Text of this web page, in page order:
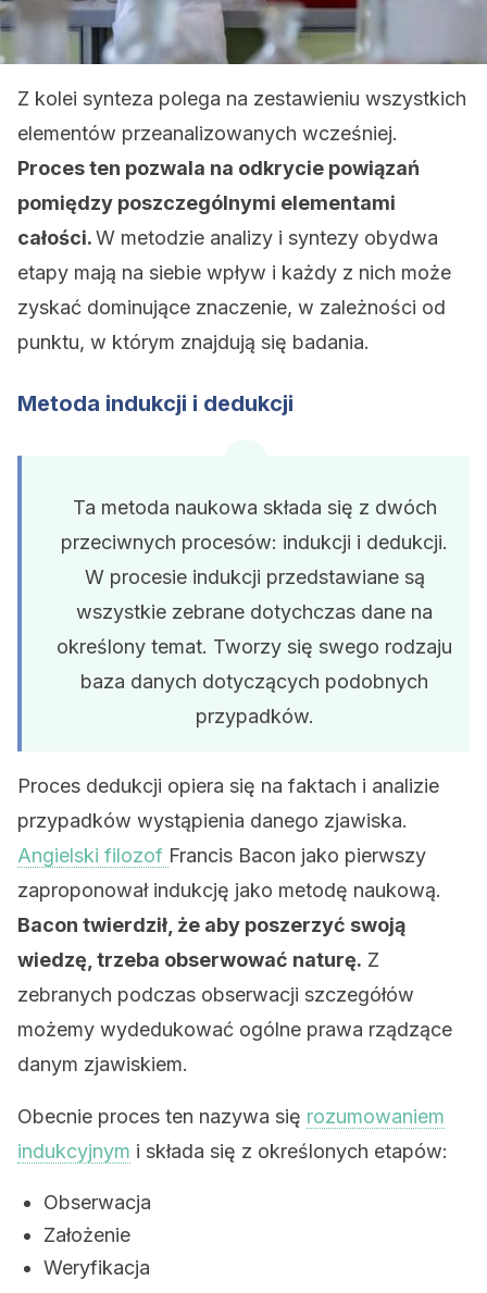
Z kolei synteza polega na zestawieniu wszystkich
elementów przeanalizowanych wcześniej.
Proces ten pozwala na odkrycie powiązań
pomiędzy poszczególnymi elementami
całości.W metodzie analizy i syntezy obydwa
etapy mają na siebie wpływ i każdy z nich może
zyskać dominujące znaczenie, w zależności od
punktu, w którym znajdują się badania.
Metoda indukcji i dedukcji
Ta metoda naukowa składa się z dwóch
przeciwnych procesów: indukcji i dedukcji.
W procesie indukcji przedstawiane są
wszystkie zebrane dotychczas dane na
określony temat. Tworzy się swego rodzaju
baza danych dotyczących podobnych
przypadków.
Proces dedukcji opiera się na faktach i analizie
przypadków wystąpienia danego zjawiska.
Angielski filozof Francis Bacon jako pierwszy
zaproponował indukcję jako metodę naukową.
Bacon twierdził, że aby poszerzyć swoją
wiedzę, trzeba obserwować naturę. Z
zebranych podczas obserwacji szczegółów
możemy wydedukować ogólne prawa rządzące
danym zjawiskiem.
Obecnie proces ten nazywa się rozumowaniem
indukcyjnym i składa się z określonych etapów:
Obserwacja
Założenie
Weryfikacja